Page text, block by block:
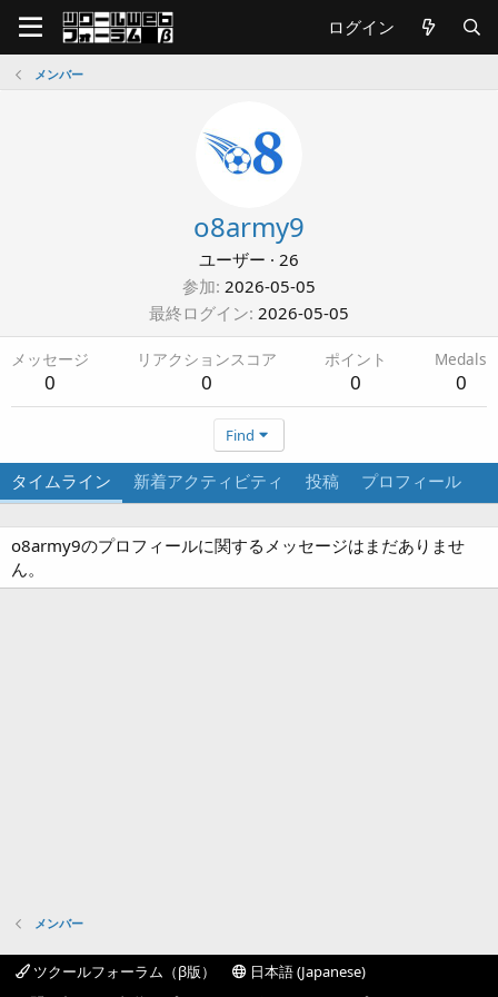
ログイン
メンバー
o8army9
ユーザー · 26
参加 2026-05-05
最終ログイン 2026-05-05
メッセージ
0
リアクションスコア
0
ポイント
0
Medals
0
Find
タイムライン 新着アクティビティ 投稿 プロフィール
o8army9のプロフィールに関するメッセージはまだありませ
ん。
メンバー
ツクールフォーラム（β版）
日本語 (Japanese)